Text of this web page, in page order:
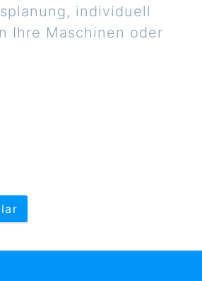
individuell
Ihre Maschinen oder